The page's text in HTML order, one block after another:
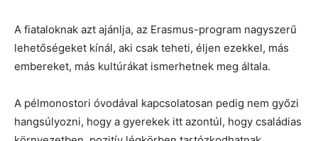
A fiataloknak azt ajánlja, az Erasmus-program nagyszerű
lehetőségeket kínál, aki csak teheti, éljen ezekkel, más
embereket, más kultúrákat ismerhetnek meg általa.
A pélmonostori óvodával kapcsolatosan pedig nem győzi
hangsúlyozni, hogy a gyerekek itt azontúl, hogy családias